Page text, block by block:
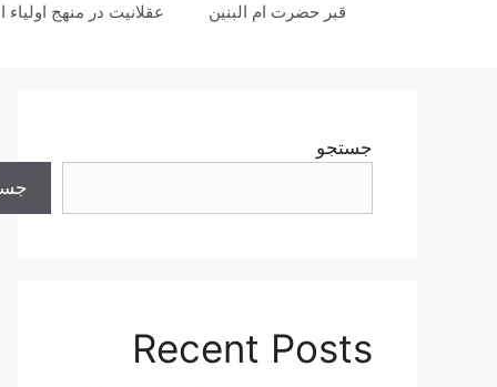
قبر حضرت ام البنین عقلانیت در منهج اولیاء
جستجو
Recent Posts